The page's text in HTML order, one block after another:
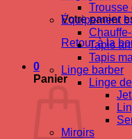
Votre panier
Retour à la
0
Panier
Trousse
Équipement
Tapis
Tapis
Linge barber
Linge
Miroirs